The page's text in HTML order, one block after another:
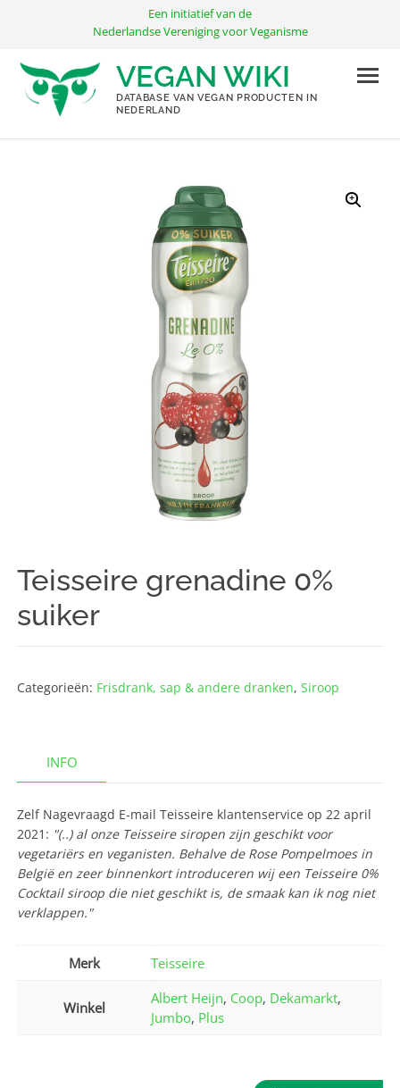
inhoud
Een initiatief van de
Nederlandse Vereniging voor Veganisme
VEGAN WIKI
DATABASE VAN VEGAN PRODUCTEN IN
NEDERLAND
Teisseire grenadine 0%
suiker
Categorieën: Frisdrank, sap & andere dranken,Siroop
INFO
Zelf Nagevraagd E-mail Teisseire klantenservice op 22 april
2021: "(..) al onze Teisseire siropen zijn geschikt voor
vegetariërs en veganisten. Behalve de Rose Pompelmoes in
België en zeer binnenkort introduceren wij een Teisseire 0%
Cocktail siroop die niet geschikt is, de smaak kan ik nog niet
verklappen."
Merk Teisseire
Winkel
Albert Heijn, Coop, Dekamarkt,
Jumbo, Plus